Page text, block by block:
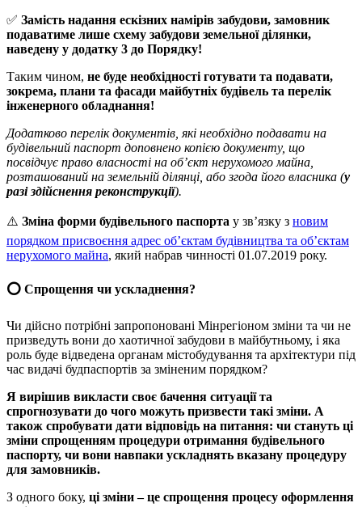
✅ Замість надання ескізних намірів забудови, замовник
подаватиме лише схему забудови земельної ділянки,
наведену у додатку 3 до Порядку!
Таким чином, не буде необхідності готувати та подавати,
зокрема, плани та фасади майбутніх будівель та перелік
інженерного обладнання!
Додатково перелік документів, які необхідно подавати на
будівельний паспорт доповнено копією документу, що
посвідчує право власності на об’єкт нерухомого майна,
розташований на земельній ділянці, або згода його власника (у
разі здійснення реконструкції).
⚠️ Зміна форми будівельного паспорта у зв’язку з новим
порядком присвоєння адрес об’єктам будівництва та об’єктам
нерухомого майна, який набрав чинності 01.07.2019 року.
⭕️ Спрощення чи ускладнення?
Чи дійсно потрібні запропоновані Мінрегіоном зміни та чи не
призведуть вони до хаотичної забудови в майбутньому, і яка
роль буде відведена органам містобудування та архітектури під
час видачі будпаспортів за зміненим порядком?
Я вирішив викласти своє бачення ситуації та
спрогнозувати до чого можуть призвести такі зміни. А
також спробувати дати відповідь на питання: чи стануть ці
зміни спрощенням процедури отримання будівельного
паспорту, чи вони навпаки ускладнять вказану процедуру
для замовників.
З одного боку, ці зміни – це спрощення процесу оформлення